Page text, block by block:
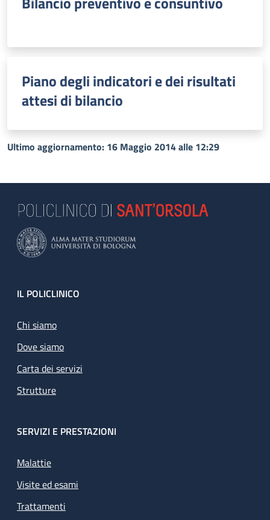
Piano degli indicatori e dei risultati
attesi di bilancio
Ultimo aggiornamento: 16 Maggio 2014 alle 12:29
Footer
IL POLICLINICO
Chi siamo
Dove siamo
Carta dei servizi
Strutture
SERVIZI E PRESTAZIONI
Malattie
Visite ed esami
Trattamenti